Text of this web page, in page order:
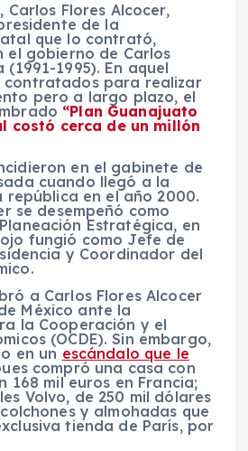
Carlos Flores Alcocer,
de la
que lo contrató,
el gobierno de Carlos
(1991-1995). En aquel
contratados para realizar
pero a largo plazo, el
“Plan Guanajuato
costó cerca de un millón
en el gabinete de
cuando llegó a la
república en el año 2000.
se desempeñó como
Estratégica, en
fungió como Jefe de
y Coordinador del
a Carlos Flores Alcocer
México ante la
la Cooperación y el
(OCDE). Sin embargo,
en un escándalo que le
compró una casa con
168 mil euros en Francia;
Volvo, de 250 mil dólares
y almohadas que
tienda de París, por